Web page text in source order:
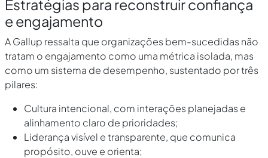
Estratégias para reconstruir confiança
e engajamento
A Gallup ressalta que organizações bem-sucedidas não
tratam o engajamento como uma métrica isolada, mas
como um sistema de desempenho, sustentado por três
pilares:
Cultura intencional, com interações planejadas e
alinhamento claro de prioridades;
Liderança visível e transparente, que comunica
propósito, ouve e orienta;